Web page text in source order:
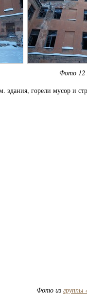
Фото 12
горели мусор и
Фото из